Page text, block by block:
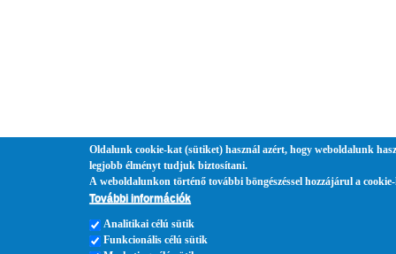
Oldalunk cookie-kat (sütiket) használ azért, hogy weboldalunk
legjobb élményt tudjuk biztosítani.
A weboldalunkon történő további böngészéssel hozzájárul a
További információk
Analitikai célú sütik
Funkcionális célú sütik